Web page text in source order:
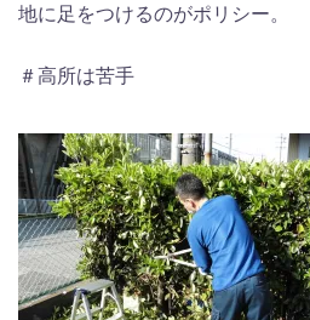
地に足をつけるのがポリシー。
＃高所は苦手